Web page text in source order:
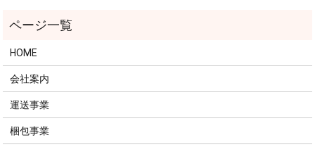
HOME
会社案内
運送事業
梱包事業